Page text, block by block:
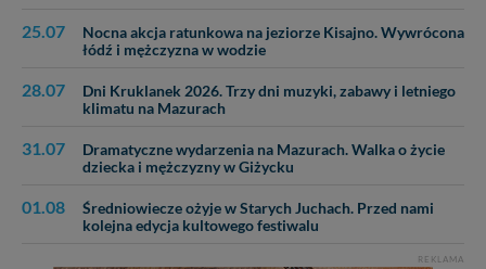
25.07
Nocna akcja ratunkowa na jeziorze Kisajno. Wywrócona
łódź i mężczyzna w wodzie
28.07
Dni Kruklanek 2026. Trzy dni muzyki, zabawy i letniego
klimatu na Mazurach
31.07
Dramatyczne wydarzenia na Mazurach. Walka o życie
dziecka i mężczyzny w Giżycku
01.08
Średniowiecze ożyje w Starych Juchach. Przed nami
kolejna edycja kultowego festiwalu
REKLAMA